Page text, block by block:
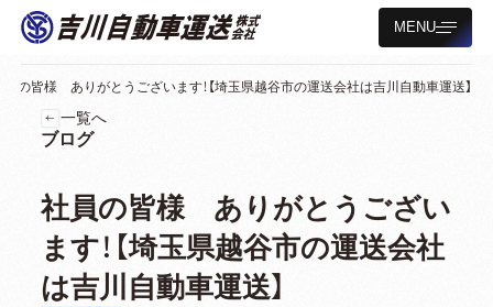
MENU
員の皆様 ありがとうございます！【埼玉県越谷市の運送会社は吉川自動車運送】
一覧へ
ブログ
社員の皆様 ありがとうござい
ます！【埼玉県越谷市の運送会社
は吉川自動車運送】